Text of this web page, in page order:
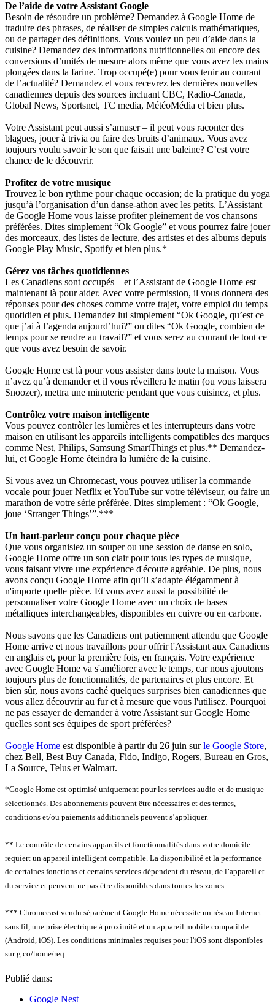
De l’aide de votre Assistant Google
Besoin de résoudre un problème? Demandez à Google Home de
traduire des phrases, de réaliser de simples calculs mathématiques,
ou de partager des définitions. Vous voulez un peu d’aide dans la
cuisine? Demandez des informations nutritionnelles ou encore des
conversions d’unités de mesure alors même que vous avez les mains
plongées dans la farine. Trop occupé(e) pour vous tenir au courant
de l’actualité? Demandez et vous recevrez les dernières nouvelles
canadiennes depuis des sources incluant CBC, Radio-Canada,
Global News, Sportsnet, TC media, MétéoMédia et bien plus.
Votre Assistant peut aussi s’amuser – il peut vous raconter des
blagues, jouer à trivia ou faire des bruits d’animaux. Vous avez
toujours voulu savoir le son que faisait une baleine? C’est votre
chance de le découvrir.
Profitez de votre musique
Trouvez le bon rythme pour chaque occasion; de la pratique du yoga
jusqu’à l’organisation d’un danse-athon avec les petits. L’Assistant
de Google Home vous laisse profiter pleinement de vos chansons
préférées. Dites simplement “Ok Google” et vous pourrez faire jouer
des morceaux, des listes de lecture, des artistes et des albums depuis
Google Play Music, Spotify et bien plus.*
Gérez vos tâches quotidiennes
Les Canadiens sont occupés – et l’Assistant de Google Home est
maintenant là pour aider. Avec votre permission, il vous donnera des
réponses pour des choses comme votre trajet, votre emploi du temps
quotidien et plus. Demandez lui simplement “Ok Google, qu’est ce
que j’ai à l’agenda aujourd’hui?” ou dites “Ok Google, combien de
temps pour se rendre au travail?” et vous serez au courant de tout ce
que vous avez besoin de savoir.
Google Home est là pour vous assister dans toute la maison. Vous
n’avez qu’à demander et il vous réveillera le matin (ou vous laissera
Snoozer), mettra une minuterie pendant que vous cuisinez, et plus.
Contrôlez votre maison intelligente
Vous pouvez contrôler les lumières et les interrupteurs dans votre
maison en utilisant les appareils intelligents compatibles des marques
comme Nest, Philips, Samsung SmartThings et plus.** Demandez-
lui, et Google Home éteindra la lumière de la cuisine.
Si vous avez un Chromecast, vous pouvez utiliser la commande
vocale pour jouer Netflix et YouTube sur votre téléviseur, ou faire un
marathon de votre série préférée. Dites simplement : “Ok Google,
joue ‘Stranger Things’”.***
Un haut-parleur conçu pour chaque pièce
Que vous organisiez un souper ou une session de danse en solo,
Google Home offre un son clair pour tous les types de musique,
vous faisant vivre une expérience d'écoute agréable. De plus, nous
avons conçu Google Home afin qu’il s’adapte élégamment à
n'importe quelle pièce. Et vous avez aussi la possibilité de
personnaliser votre Google Home avec un choix de bases
métalliques interchangeables, disponibles en cuivre ou en carbone.
Nous savons que les Canadiens ont patiemment attendu que Google
Home arrive et nous travaillons pour offrir l'Assistant aux Canadiens
en anglais et, pour la première fois, en français. Votre expérience
avec Google Home va s'améliorer avec le temps, car nous ajoutons
toujours plus de fonctionnalités, de partenaires et plus encore. Et
bien sûr, nous avons caché quelques surprises bien canadiennes que
vous allez découvrir au fur et à mesure que vous l'utilisez. Pourquoi
ne pas essayer de demander à votre Assistant sur Google Home
quelles sont ses équipes de sport préférées?
Google Home est disponible à partir du 26 juin surle Google Store,
chez Bell, Best Buy Canada, Fido, Indigo, Rogers, Bureau en Gros,
La Source, Telus et Walmart.
*Google Home est optimisé uniquement pour les services audio et de musique
sélectionnés. Des abonnements peuvent être nécessaires et des termes,
conditions et/ou paiements additionnels peuvent s’appliquer.
** Le contrôle de certains appareils et fonctionnalités dans votre domicile
requiert un appareil intelligent compatible. La disponibilité et la performance
de certaines fonctions et certains services dépendent du réseau, de l’appareil et
du service et peuvent ne pas être disponibles dans toutes les zones.
*** Chromecast vendu séparément Google Home nécessite un réseau Internet
sans fil, une prise électrique à proximité et un appareil mobile compatible
(Android, iOS). Les conditions minimales requises pour l'iOS sont disponibles
sur g.co/home/req.
Publié dans:
Google Nest